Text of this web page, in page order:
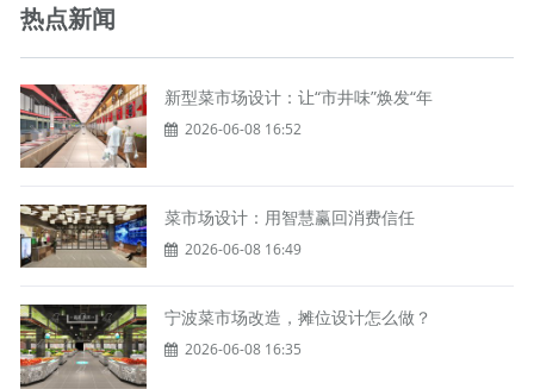
热点新闻
新型菜市场设计：让“市井味”焕发“年
2026-06-08 16:52
菜市场设计：用智慧赢回消费信任
2026-06-08 16:49
宁波菜市场改造，摊位设计怎么做？
2026-06-08 16:35